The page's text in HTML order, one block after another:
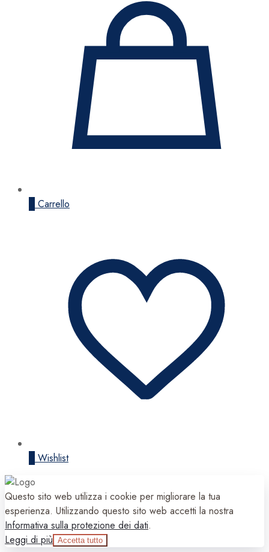
Carrello
Wishlist
Questo sito web utilizza i cookie per migliorare la tua
esperienza. Utilizzando questo sito web accetti la nostra
Informativa sulla protezione dei dati.
Leggi di più Accetta tutto